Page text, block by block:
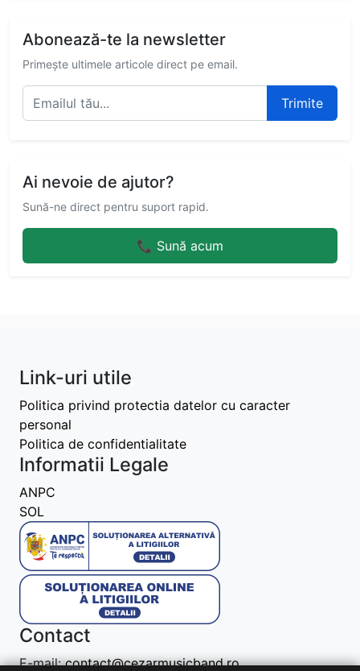
Abonează-te la newsletter
Primește ultimele articole direct pe email.
Trimite
Ai nevoie de ajutor?
Sună-ne direct pentru suport rapid.
📞 Sună acum
Link-uri utile
Politica privind protectia datelor cu caracter
personal
Politica de confidentialitate
Informatii Legale
ANPC
SOL
Contact
E-mail:contact@cezarmusicband.ro